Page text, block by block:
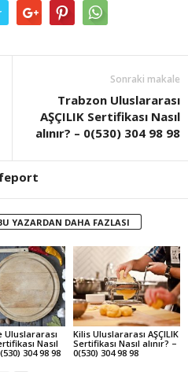
Sonraki makale
Trabzon Uluslararası
AŞÇILIK Sertifikası Nasıl
alınır? – 0(530) 304 98 98
YAZARDAN DAHA FAZLASI
Uluslararası
Nasıl
304 98 98
Kilis Uluslararası AŞÇILIK
Sertifikası Nasıl alınır? –
0(530) 304 98 98